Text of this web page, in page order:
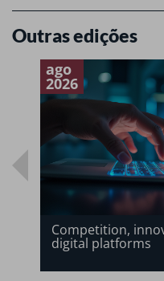
Outras edições
ago
2026
Competition,
digital platforms